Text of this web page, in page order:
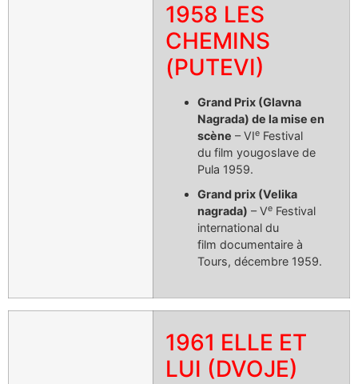
1958 LES
CHEMINS
(PUTEVI)
Grand Prix (Glavna
Nagrada) de la mise en
scène – VIe Festival
du film yougoslave de
Pula 1959.
Grand prix (Velika
nagrada) – Ve Festival
international du
film documentaire à
Tours, décembre 1959.
1961 ELLE ET
LUI (DVOJE)